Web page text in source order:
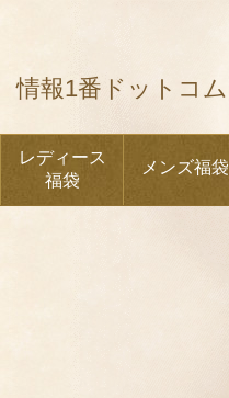
情報1番ドットコム
レディース
福袋
メンズ福袋